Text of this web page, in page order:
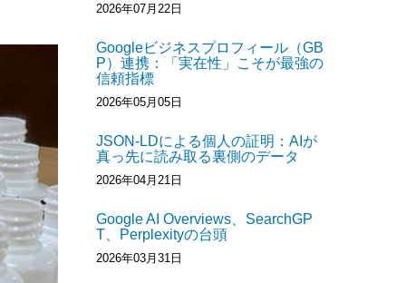
2026年07月22日
Googleビジネスプロフィール（GB
P）連携：「実在性」こそが最強の
信頼指標
2026年05月05日
JSON-LDによる個人の証明：AIが
真っ先に読み取る裏側のデータ
2026年04月21日
Google AI Overviews、SearchGP
T、Perplexityの台頭
2026年03月31日